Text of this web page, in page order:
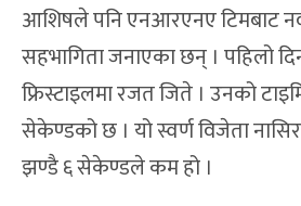
आशिषले पनि एनआरएनए टिमबाट
सहभागिता जनाएका छन् । पहिलो
फ्रिस्टाइलमा रजत जिते । उनको
सेकेण्डको छ । यो स्वर्ण विजेता
झण्डै ६ सेकेण्डले कम हो ।